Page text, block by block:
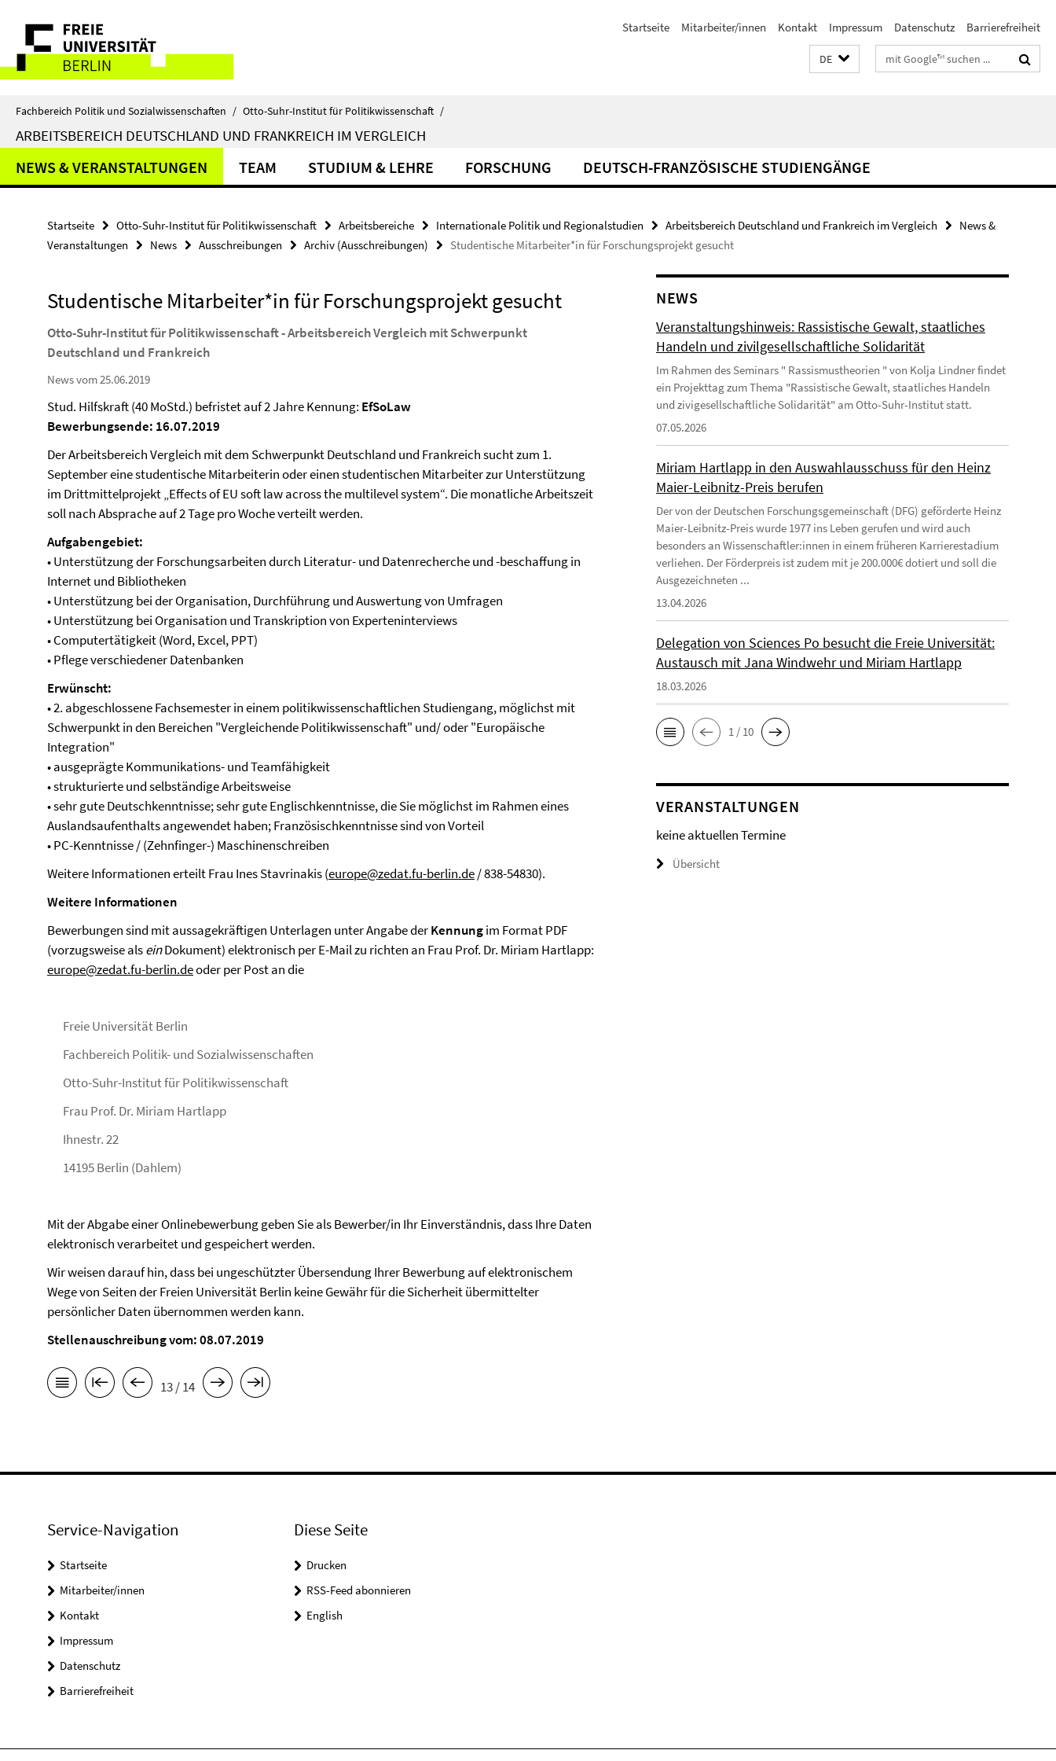
direkt
Inhalt
Service-
Navigation
Startseite Mitarbeiter/innen Kontakt Impressum Datenschutz Barrierefreiheit
DE Suchbegriffe
Fachbereich Politik und Sozialwissenschaften / Otto-Suhr-Institut für Politikwissenschaft /
ARBEITSBEREICH DEUTSCHLAND UND FRANKREICH IM VERGLEICH
NEWS & VERANSTALTUNGEN TEAM STUDIUM & LEHRE FORSCHUNG DEUTSCH-FRANZÖSISCHE STUDIENGÄNGE
Startseite Otto-Suhr-Institut für Politikwissenschaft Arbeitsbereiche Internationale Politik und Regionalstudien Arbeitsbereich Deutschland und Frankreich im Vergleich
News &
Veranstaltungen
News Ausschreibungen Archiv (Ausschreibungen) Studentische Mitarbeiter*in für Forschungsprojekt gesucht
Studentische Mitarbeiter*in für Forschungsprojekt gesucht
Otto-Suhr-Institut für Politikwissenschaft - Arbeitsbereich Vergleich mit Schwerpunkt
Deutschland und Frankreich
News vom 25.06.2019
Stud. Hilfskraft (40 MoStd.) befristet auf 2 Jahre Kennung: EfSoLaw
Bewerbungsende: 16.07.2019
Der Arbeitsbereich Vergleich mit dem Schwerpunkt Deutschland und Frankreich sucht zum 1.
September eine studentische Mitarbeiterin oder einen studentischen Mitarbeiter zur Unterstützung
im Drittmittelprojekt „Effects of EU soft law across the multilevel system“. Die monatliche Arbeitszeit
soll nach Absprache auf 2 Tage pro Woche verteilt werden.
Aufgabengebiet:
• Unterstützung der Forschungsarbeiten durch Literatur- und Datenrecherche und -beschaffung in
Internet und Bibliotheken
• Unterstützung bei der Organisation, Durchführung und Auswertung von Umfragen
• Unterstützung bei Organisation und Transkription von Experteninterviews
• Computertätigkeit (Word, Excel, PPT)
• Pflege verschiedener Datenbanken
Erwünscht:
• 2. abgeschlossene Fachsemester in einem politikwissenschaftlichen Studiengang, möglichst mit
Schwerpunkt in den Bereichen "Vergleichende Politikwissenschaft" und/ oder "Europäische
Integration"
• ausgeprägte Kommunikations- und Teamfähigkeit
• strukturierte und selbständige Arbeitsweise
• sehr gute Deutschkenntnisse; sehr gute Englischkenntnisse, die Sie möglichst im Rahmen eines
Auslandsaufenthalts angewendet haben; Französischkenntnisse sind von Vorteil
• PC-Kenntnisse / (Zehnfinger-) Maschinenschreiben
Weitere Informationen erteilt Frau Ines Stavrinakis (europe@zedat.fu-berlin.de/ 838-54830).
Weitere Informationen
Bewerbungen sind mit aussagekräftigen Unterlagen unter Angabe derKennungim Format PDF
(vorzugsweise alseinDokument) elektronisch per E-Mail zu richten an Frau Prof. Dr. Miriam Hartlapp:
europe@zedat.fu-berlin.deoder per Post an die
Freie Universität Berlin
Fachbereich Politik- und Sozialwissenschaften
Otto-Suhr-Institut für Politikwissenschaft
Frau Prof. Dr. Miriam Hartlapp
Ihnestr. 22
14195 Berlin (Dahlem)
Mit der Abgabe einer Onlinebewerbung geben Sie als Bewerber/in Ihr Einverständnis, dass Ihre Daten
elektronisch verarbeitet und gespeichert werden.
Wir weisen darauf hin, dass bei ungeschützter Übersendung Ihrer Bewerbung auf elektronischem
Wege von Seiten der Freien Universität Berlin keine Gewähr für die Sicherheit übermittelter
persönlicher Daten übernommen werden kann.
Stellenauschreibung vom: 08.07.2019
13 / 14
NEWS
Veranstaltungshinweis: Rassistische Gewalt, staatliches
Handeln und zivilgesellschaftliche Solidarität
Im Rahmen des Seminars " Rassismustheorien " von Kolja Lindner findet
ein Projekttag zum Thema "Rassistische Gewalt, staatliches Handeln
und zivigesellschaftliche Solidarität" am Otto-Suhr-Institut statt.
07.05.2026
Miriam Hartlapp in den Auswahlausschuss für den Heinz
Maier-Leibnitz-Preis berufen
Der von der Deutschen Forschungsgemeinschaft (DFG) geförderte Heinz
Maier-Leibnitz-Preis wurde 1977 ins Leben gerufen und wird auch
besonders an Wissenschaftler:innen in einem früheren Karrierestadium
verliehen. Der Förderpreis ist zudem mit je 200.000€ dotiert und soll die
Ausgezeichneten ...
13.04.2026
Delegation von Sciences Po besucht die Freie Universität:
Austausch mit Jana Windwehr und Miriam Hartlapp
18.03.2026
1 / 10
VERANSTALTUNGEN
keine aktuellen Termine
Übersicht
Service-Navigation
Startseite
Mitarbeiter/innen
Kontakt
Impressum
Datenschutz
Barrierefreiheit
Diese Seite
Drucken
RSS-Feed abonnieren
English